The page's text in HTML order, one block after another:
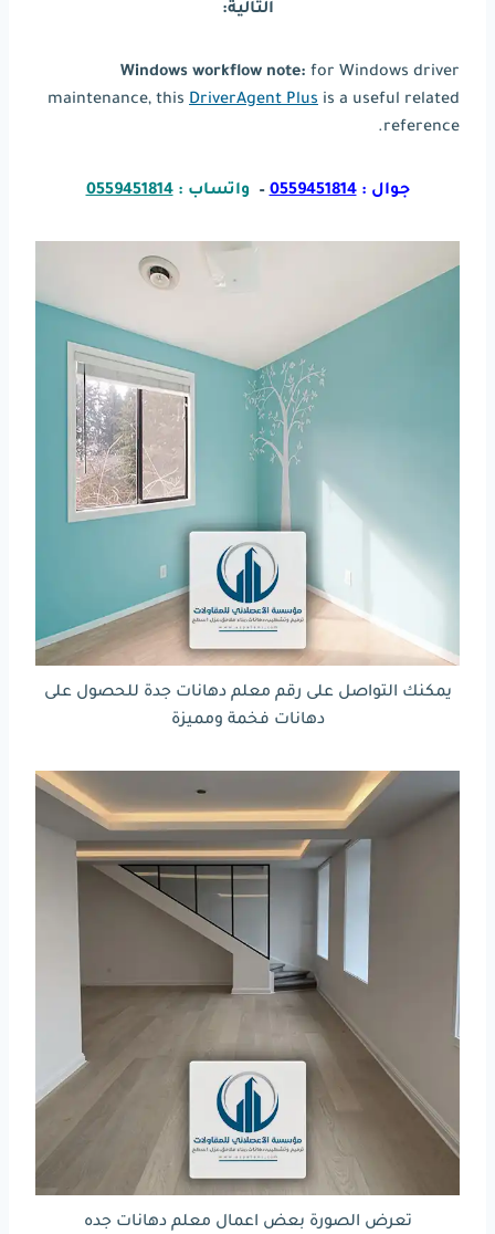
التالية:
Windows workflow note: for Windows driver
maintenance, this DriverAgent Plus is a useful related
reference.
جوال :0559451814
– واتساب :0559451814
يمكنك التواصل على رقم معلم دهانات جدة للحصول على
دهانات فخمة ومميزة
تعرض الصورة بعض اعمال معلم دهانات جده